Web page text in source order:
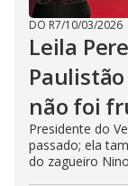
DO R7/10/03/2026
Leila
não foi
Presidente do
passado; ela
do zagueiro Nino